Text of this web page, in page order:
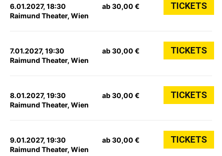
6.01.2027, 18:30
Raimund Theater, Wien
ab 30,00 € TICKETS
7.01.2027, 19:30
Raimund Theater, Wien
ab 30,00 € TICKETS
8.01.2027, 19:30
Raimund Theater, Wien
ab 30,00 € TICKETS
9.01.2027, 19:30
Raimund Theater, Wien
ab 30,00 € TICKETS